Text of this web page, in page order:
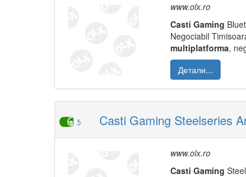
www.olx.ro
Casti Gaming
Negociabil
multiplatforma,
Детали...
5 Casti Gaming Steelseries
www.olx.ro
Casti Gaming